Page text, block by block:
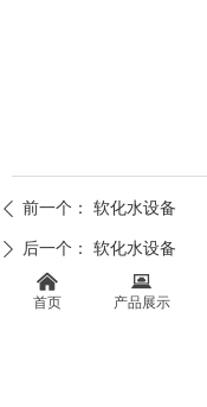
ꄴ 前一个： 软化水设备
ꄲ 后一个： 软化水设备
낀
首页
뀵
产品展示